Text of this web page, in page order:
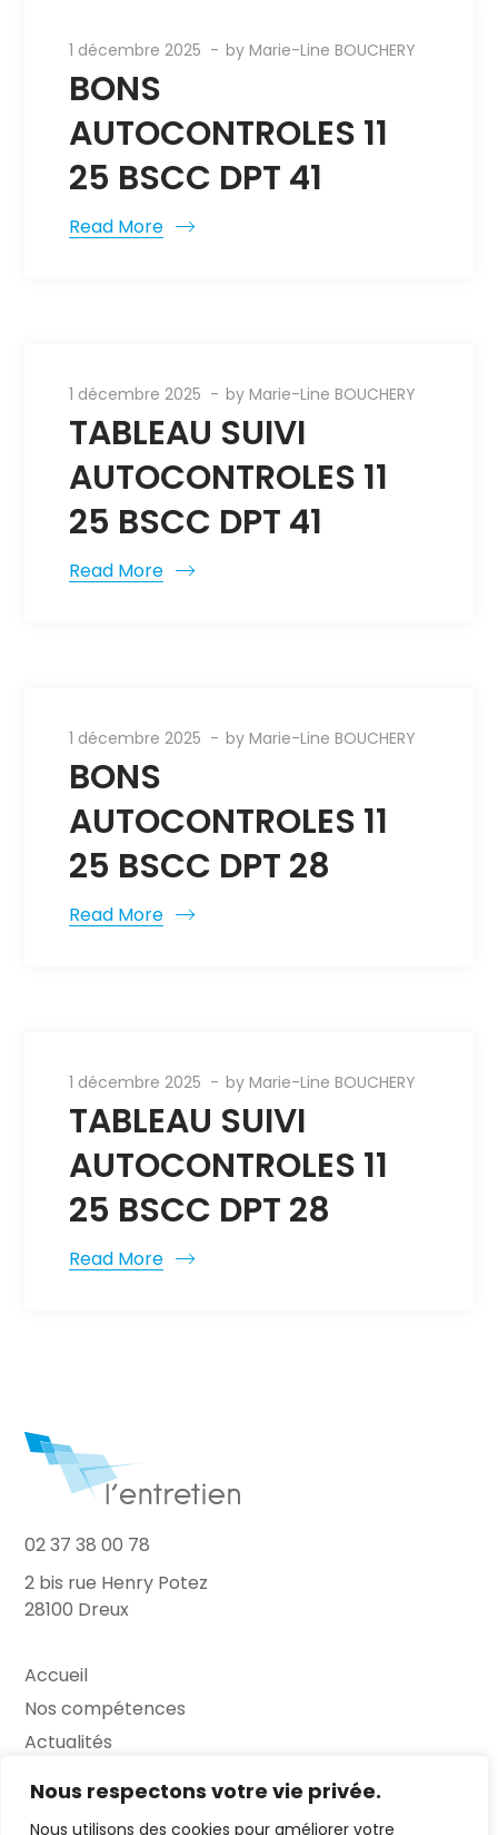
Nous respectons votre vie privée.
Nous utilisons des cookies pour améliorer votre
1 décembre 2025 byMarie-Line BOUCHERY
BONS
AUTOCONTROLES 11
25 BSCC DPT 41
Read More
1 décembre 2025 byMarie-Line BOUCHERY
TABLEAU SUIVI
AUTOCONTROLES 11
25 BSCC DPT 41
Read More
1 décembre 2025 byMarie-Line BOUCHERY
BONS
AUTOCONTROLES 11
25 BSCC DPT 28
Read More
1 décembre 2025 byMarie-Line BOUCHERY
TABLEAU SUIVI
AUTOCONTROLES 11
25 BSCC DPT 28
Read More
02 37 38 00 78
2 bis rue Henry Potez
28100 Dreux
Accueil
Nos compétences
Actualités